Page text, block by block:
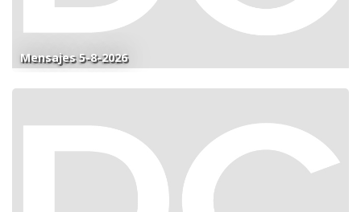
Mensajes 5-8-2026